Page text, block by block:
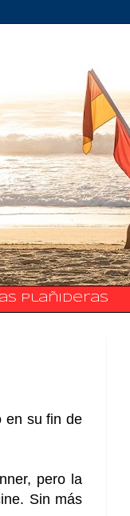
Plañideras
en su fin de
pero la
Sin más